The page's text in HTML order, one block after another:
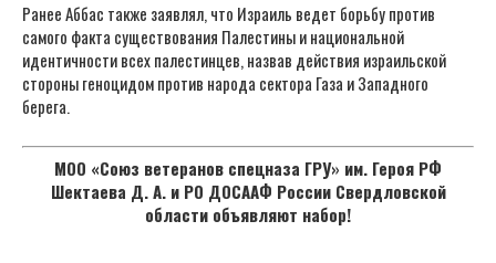
Ранее Аббас также заявлял, что Израиль ведет борьбу против
самого факта существования Палестины и национальной
идентичности всех палестинцев, назвав действия израильской
стороны геноцидом против народа сектора Газа и Западного
берега.
МОО «Союз ветеранов спецназа ГРУ» им. Героя РФ
Шектаева Д. А. и РО ДОСААФ России Свердловской
области объявляют набор!